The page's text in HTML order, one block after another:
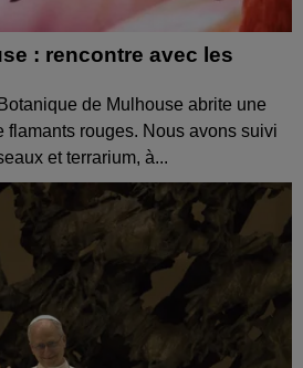
: rencontre avec les
de Mulhouse abrite une
flamants rouges. Nous avons suivi
et terrarium, à...